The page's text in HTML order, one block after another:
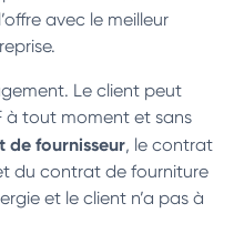
avec le meilleur
Le client peut
à tout moment et sans
de fournisseur, le contrat
du contrat de fourniture
et le client n’a pas à